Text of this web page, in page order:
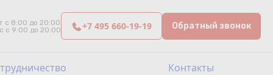
с 8:00 до 20:00
с 9:00 до 20:00
+7 495 660-19-19 Обратный звонок
Контакты